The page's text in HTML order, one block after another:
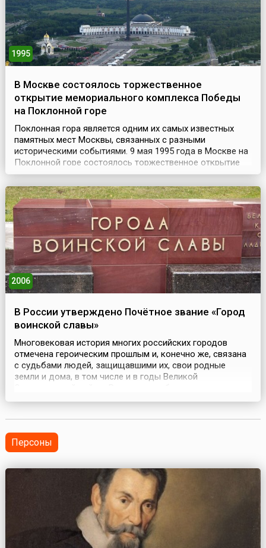
1995
В Москве состоялось торжественное
открытие мемориального комплекса Победы
на Поклонной горе
Поклонная гора является одним их самых известных
памятных мест Москвы, связанных с разными
историческими событиями. 9 мая 1995 года в Москве на
Поклонной горе состоялось торжественное открытие
мемориального комплекса Победы в Великой
Отечественной войне 1941-1945 годов. Впервые
соорудить здесь памятник, было предложено еще в
1942 году архитектором Я. Черниховским, но
осуществить не удалось. Ли...
2006
В России утверждено Почётное звание «Город
воинской славы»
Многовековая история многих российских городов
отмечена героическим прошлым и, конечно же, связана
с судьбами людей, защищавшими их, свои родные
земли и дома, в том числе и в годы Великой
мужество, поразительная стойкость и массовый
планы немецко-фашистских захватчиков и обеспечили
победу СССР в этой с...
Персоны